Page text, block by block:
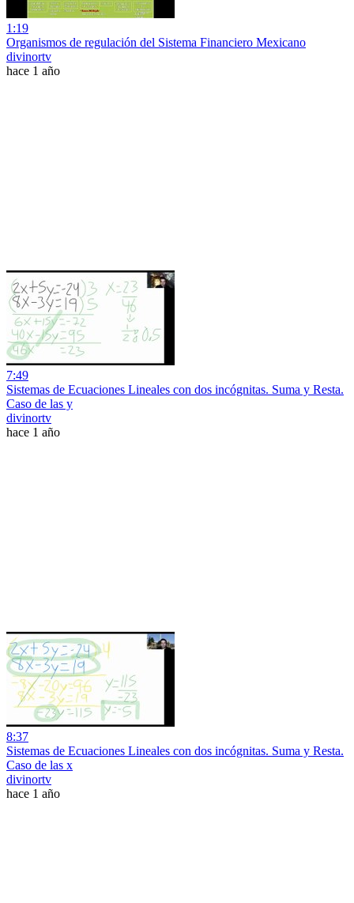
1:19
Organismos de regulación del Sistema Financiero Mexicano
divinortv
hace 1 año
7:49
Sistemas de Ecuaciones Lineales con dos incógnitas. Suma y Resta.
Caso de las y
divinortv
hace 1 año
8:37
Sistemas de Ecuaciones Lineales con dos incógnitas. Suma y Resta.
Caso de las x
divinortv
hace 1 año